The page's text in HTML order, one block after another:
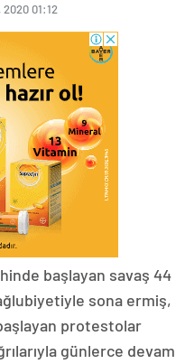
2020 01:12
başlayan savaş 44
sona ermiş,
protestolar
günlerce devam